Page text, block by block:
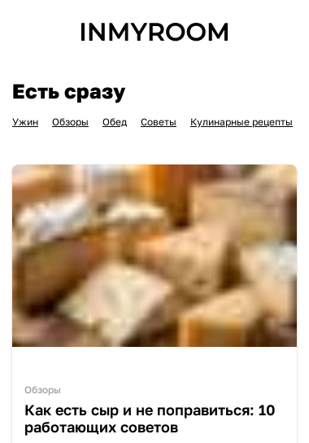
Есть сразу
Ужин Обзоры Обед Советы Кулинарные рецепты
Обзоры
Как есть сыр и не поправиться: 10
работающих советов